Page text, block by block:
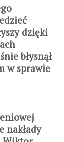
dzięki
błysnął
w sprawie
nakłady